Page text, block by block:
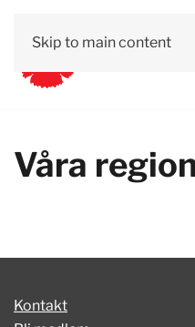
Skip to main content
Våra
Kontakt